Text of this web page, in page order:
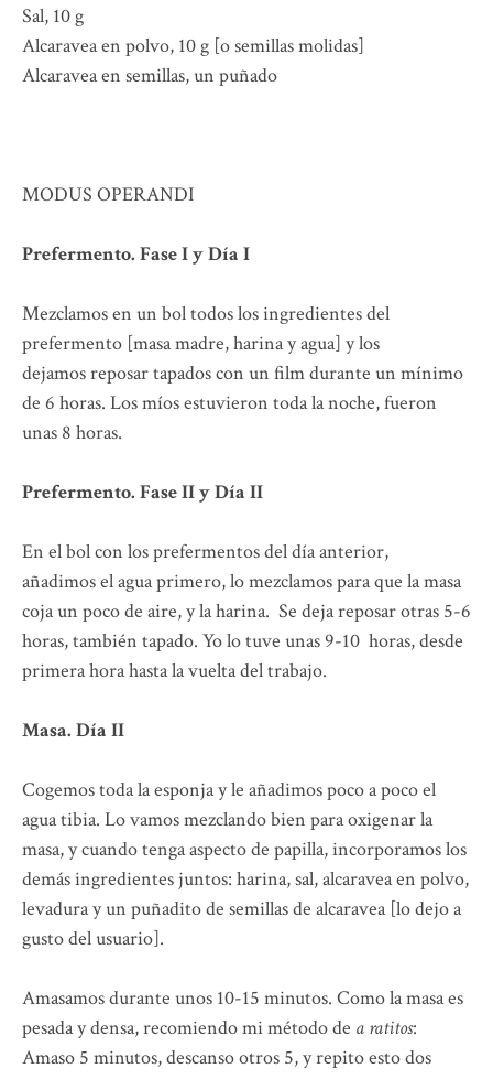
Sal, 10 g
Alcaravea en polvo, 10 g [o semillas molidas]
Alcaravea en semillas, un puñado
MODUS OPERANDI
Prefermento. Fase I y Día I
Mezclamos en un bol todos los ingredientes del
prefermento [masa madre, harina y agua] y los
dejamos reposar tapados con un film durante un mínimo
de 6 horas. Los míos estuvieron toda la noche, fueron
unas 8 horas.
Prefermento. Fase II y Día II
En el bol con los prefermentos del día anterior,
añadimos el agua primero, lo mezclamos para que la masa
coja un poco de aire, y la harina. Se deja reposar otras 5-6
horas, también tapado. Yo lo tuve unas 9-10 horas, desde
primera hora hasta la vuelta del trabajo.
Masa. Día II
Cogemos toda la esponja y le añadimos poco a poco el
agua tibia. Lo vamos mezclando bien para oxigenar la
masa, y cuando tenga aspecto de papilla, incorporamos los
demás ingredientes juntos: harina, sal, alcaravea en polvo,
levadura y un puñadito de semillas de alcaravea [lo dejo a
gusto del usuario].
Amasamos durante unos 10-15 minutos. Como la masa es
pesada y densa, recomiendo mi método de a ratitos:
Amaso 5 minutos, descanso otros 5, y repito esto dos